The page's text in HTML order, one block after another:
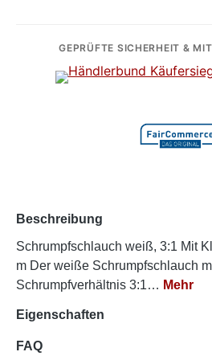
GEPRÜFTE SICHERHEIT &
Beschreibung
Schrumpfschlauch weiß, 3:1 Mit
m Der weiße Schrumpfschlauch
Schrumpfverhältnis 3:1… Mehr
Eigenschaften
FAQ